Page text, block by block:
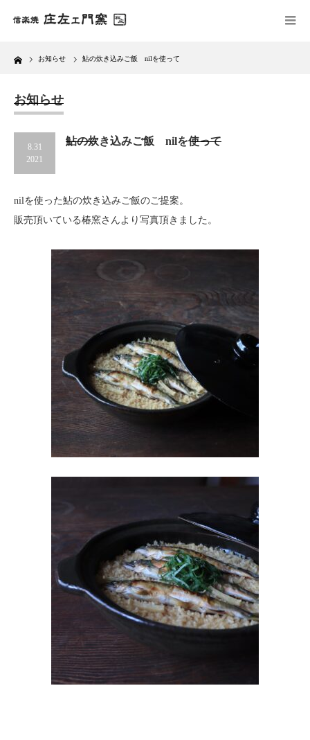
Home お知らせ 鮎の炊き込みご飯 nilを使って
お知らせ
8.31
2021
鮎の炊き込みご飯 nilを使って
nilを使った鮎の炊き込みご飯のご提案。
販売頂いている椿窯さんより写真頂きました。